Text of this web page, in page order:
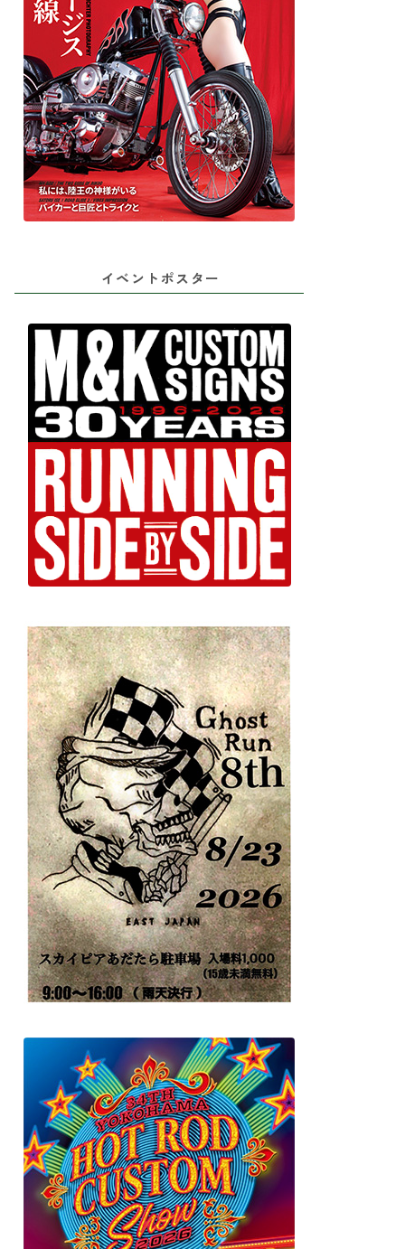
イベントポスター